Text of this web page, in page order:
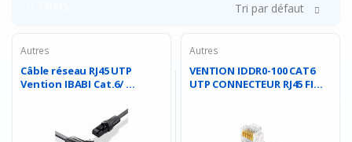
Tri par défaut
Autres
Câble réseau RJ45 UTP
Vention IBABI Cat.6/ ...
Autres
VENTION IDDR0-100 CAT6
UTP CONNECTEUR RJ45 FI...